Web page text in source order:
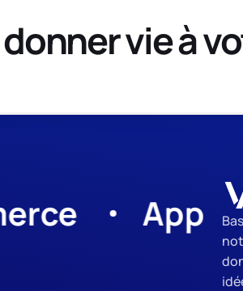
vie à
App